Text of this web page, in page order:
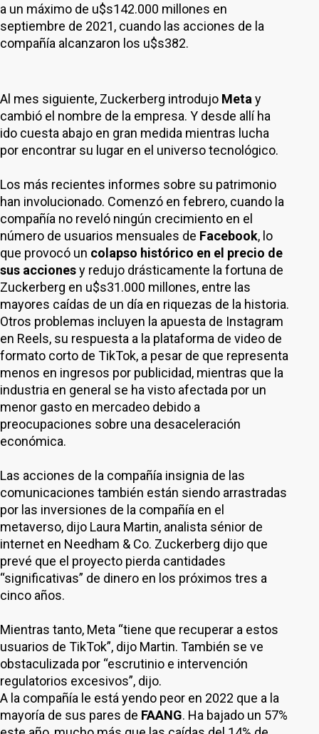
a un máximo de u$s142.000 millones en
septiembre de 2021, cuando las acciones de la
compañía alcanzaron los u$s382.
Al mes siguiente, Zuckerberg introdujo Meta y
cambió el nombre de la empresa. Y desde allí ha
ido cuesta abajo en gran medida mientras lucha
por encontrar su lugar en el universo tecnológico.
Los más recientes informes sobre su patrimonio
han involucionado. Comenzó en febrero, cuando la
compañía no reveló ningún crecimiento en el
número de usuarios mensuales de Facebook, lo
que provocó un colapso histórico en el precio de
sus accionesy redujo drásticamente la fortuna de
Zuckerberg en u$s31.000 millones, entre las
mayores caídas de un día en riquezas de la historia.
Otros problemas incluyen la apuesta de Instagram
en Reels, su respuesta a la plataforma de video de
formato corto de TikTok, a pesar de que representa
menos en ingresos por publicidad, mientras que la
industria en general se ha visto afectada por un
menor gasto en mercadeo debido a
preocupaciones sobre una desaceleración
económica.
Las acciones de la compañía insignia de las
comunicaciones también están siendo arrastradas
por las inversiones de la compañía en el
metaverso, dijo Laura Martin, analista sénior de
internet en Needham & Co. Zuckerberg dijo que
prevé que el proyecto pierda cantidades
“significativas” de dinero en los próximos tres a
cinco años.
Mientras tanto, Meta “tiene que recuperar a estos
usuarios de TikTok”, dijo Martin. También se ve
obstaculizada por “escrutinio e intervención
regulatorios excesivos”, dijo.
A la compañía le está yendo peor en 2022 que a la
mayoría de sus pares de FAANG. Ha bajado un 57%